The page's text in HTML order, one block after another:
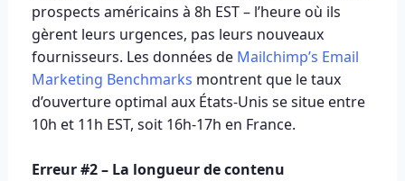
prospects américains à 8h EST – l’heure où ils
gèrent leurs urgences, pas leurs nouveaux
fournisseurs. Les données de Mailchimp’s Email
Marketing Benchmarks montrent que le taux
d’ouverture optimal aux États-Unis se situe entre
10h et 11h EST, soit 16h-17h en France.
Erreur #2 – La longueur de contenu